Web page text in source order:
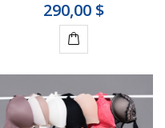
290,00 $
au
panier